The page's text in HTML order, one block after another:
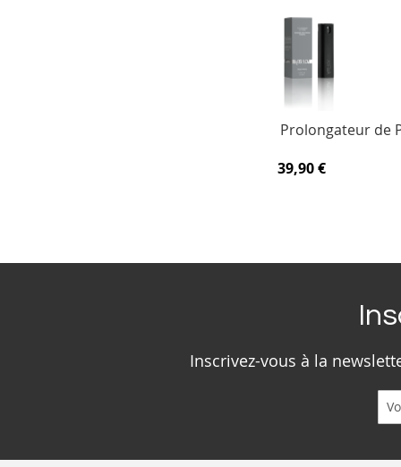
Prolongateur de
39,90 €
Inscrivez-vous à la